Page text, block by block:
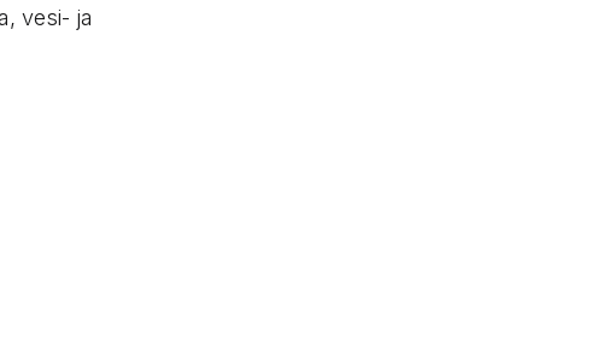
vesi- ja